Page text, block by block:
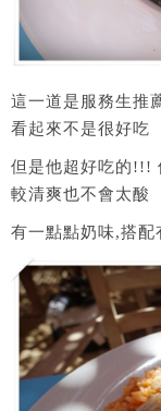
這一道是服務生推
看起來不是很好吃
但是他超好吃的!!!
較清爽也不會太酸
有一點點奶味,搭